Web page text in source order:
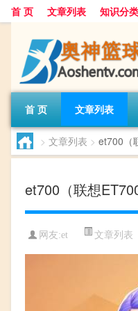
首 页 文章列表 知识分类
首 页 文章列表
> 文章列表 > et700（
et700（联想
网友:et 文章列表